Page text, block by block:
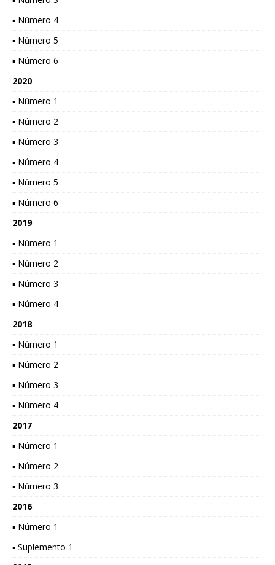
▪ Número 4
▪ Número 5
▪ Número 6
2020
▪ Número 1
▪ Número 2
▪ Número 3
▪ Número 4
▪ Número 5
▪ Número 6
2019
▪ Número 1
▪ Número 2
▪ Número 3
▪ Número 4
2018
▪ Número 1
▪ Número 2
▪ Número 3
▪ Número 4
2017
▪ Número 1
▪ Número 2
▪ Número 3
2016
▪ Número 1
▪ Suplemento 1